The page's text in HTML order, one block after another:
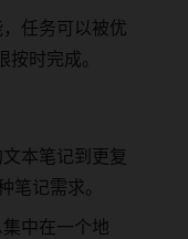
任务可以被优
时完成。
本笔记到更复
记需求。
中在一个地